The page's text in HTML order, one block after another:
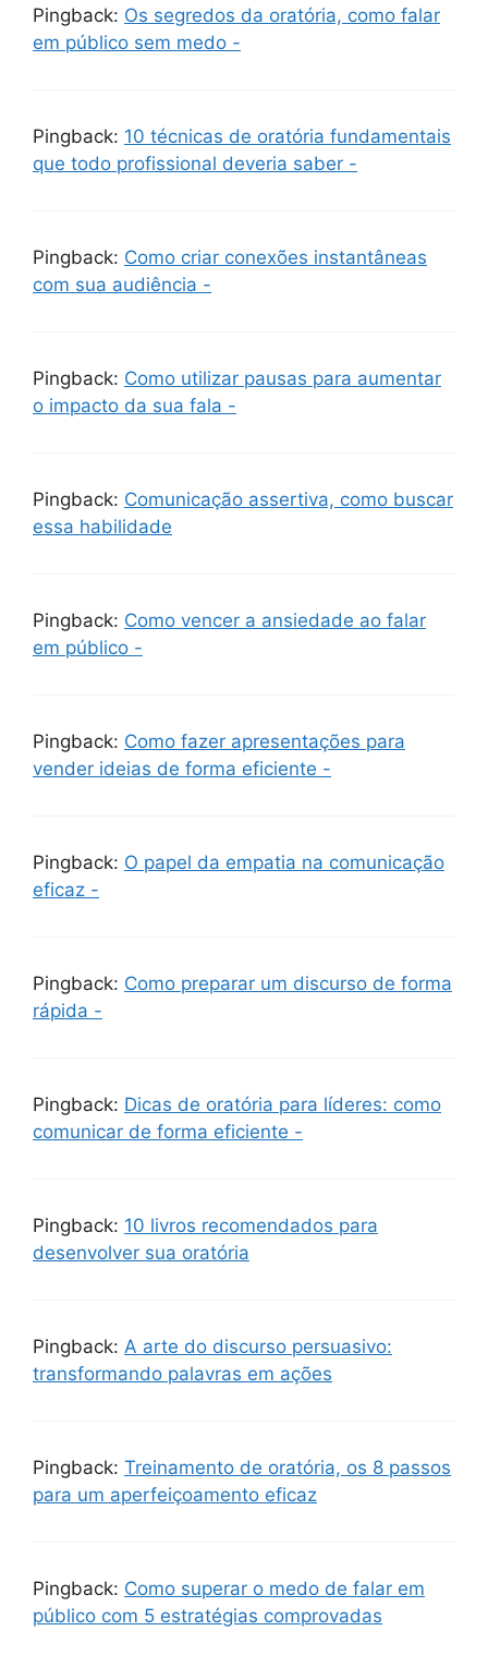
Pingback: Os segredos da oratória, como falar
em público sem medo -
Pingback: 10 técnicas de oratória fundamentais
que todo profissional deveria saber -
Pingback: Como criar conexões instantâneas
com sua audiência -
Pingback: Como utilizar pausas para aumentar
o impacto da sua fala -
Pingback: Comunicação assertiva, como buscar
essa habilidade
Pingback: Como vencer a ansiedade ao falar
em público -
Pingback: Como fazer apresentações para
vender ideias de forma eficiente -
Pingback: O papel da empatia na comunicação
eficaz -
Pingback: Como preparar um discurso de forma
rápida -
Pingback: Dicas de oratória para líderes: como
comunicar de forma eficiente -
Pingback: 10 livros recomendados para
desenvolver sua oratória
Pingback: A arte do discurso persuasivo:
transformando palavras em ações
Pingback: Treinamento de oratória, os 8 passos
para um aperfeiçoamento eficaz
Pingback: Como superar o medo de falar em
público com 5 estratégias comprovadas